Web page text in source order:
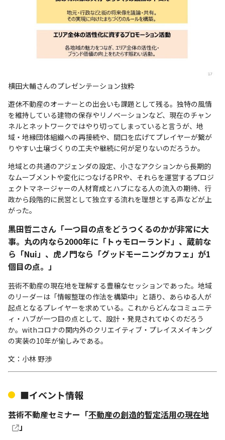
横田大輔さんのプレゼンテーション抜粋
遊休不動産のオーナーとの出会いも課題として残る。独特の風情
を維持している建物の保存やリノベーションなど、現在のチャン
ネルとネットワークではやり切ってしまっていると言うが、地
域・地縁団体組織への再接続や、間口を広げてプレイヤーが繋が
りやすい土壌づくりの工夫や継続に何が足りないのだろうか。
地域との共通のアジェンダの設定、小さなアクションから長期的
なムーブメントや変化につなげるPRや、それらを運営するプロジ
ェクトマネージャーの人材育成とハブになる人の流入の期待、行
政から段階的に民営として独立する流れを理想とする声などが上
がった。
黒田哲二さん「一つ目の点をどうつくるのかが非常に大
事。丸の内なら2000年に「トゥモローランド」、蔵前な
ら「Nui」、虎ノ門なら「グッドモーニングカフェ」が1
個目の点。」
芸術不動産の現在地を理解する豊穣なセッションであった。地域
のリーダーは「情報整理の作法を構築中」と語り、あらゆる人が
起点となるプレイヤーを求めている。これからどんなコミュニテ
ィ・ハブが一つ目の点として、設計・発見されてゆくのだろう
か。withコロナの関内外のクリエイティブ・プレイスメイキング
の実装の10年が愉しみである。
文：小林 野渉
■イベント情報
芸術不動産セミナー「不動産の創造的暫定活用の現在地
」